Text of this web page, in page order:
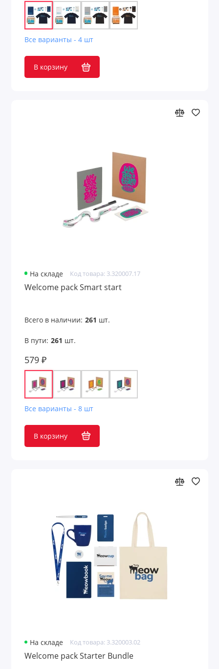
Все варианты - 4 шт
В корзину
На складе Код товара: 3.320007.17
Welcome pack Smart start
Всего в наличии: 261 шт.
В пути: 261 шт.
579 ₽
Все варианты - 8 шт
В корзину
На складе Код товара: 3.320003.02
Welcome pack Starter Bundle